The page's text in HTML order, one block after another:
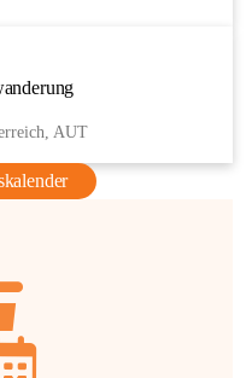
AUT